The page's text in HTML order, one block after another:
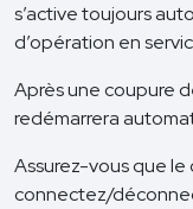
s’active toujours
d’opération en
Après une coupure
redémarrera
Assurez-vous que
connectez/